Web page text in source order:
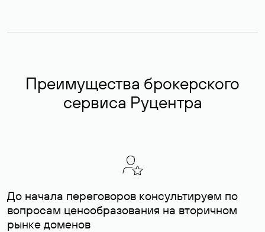
Преимущества брокерского
сервиса Руцентра
До начала переговоров консультируем по
вопросам ценообразования на вторичном
рынке доменов